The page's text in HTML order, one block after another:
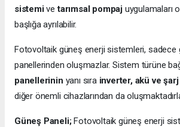
sistemivetarımsal pompaj uygulamaları
başlığa ayrılabilir.
Fotovoltaik güneş enerji sistemleri, sadece
panellerinden oluşmazlar. Sistem türüne
panellerinin yanı sıra inverter, akü ve
diğer önemli cihazlarından da
Güneş Paneli;Fotovoltaik güneş enerji